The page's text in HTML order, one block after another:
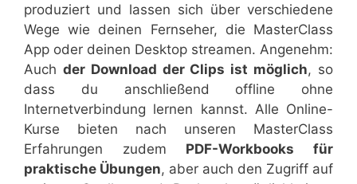
produziert und lassen sich über verschiedene
Wege wie deinen Fernseher, die MasterClass
App oder deinen Desktop streamen. Angenehm:
Auch der Download der Clips ist möglich, so
dass du anschließend offline ohne
Internetverbindung lernen kannst. Alle Online-
Kurse bieten nach unseren MasterClass
Erfahrungen zudem PDF-Workbooks für
praktische Übungen, aber auch den Zugriff auf